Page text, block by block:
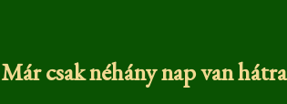
Már csak néhány nap van